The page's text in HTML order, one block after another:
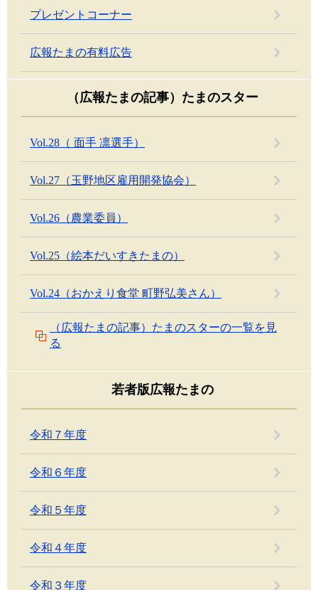
プレゼントコーナー
広報たまの有料広告
（広報たまの記事）たまのスター
Vol.28（ 面手 凛選手）
Vol.27（玉野地区雇用開発協会）
Vol.26（農業委員）
Vol.25（絵本だいすきたまの）
Vol.24（おかえり食堂 町野弘美さん）
（広報たまの記事）たまのスターの一覧を見
る
若者版広報たまの
令和７年度
令和６年度
令和５年度
令和４年度
令和３年度